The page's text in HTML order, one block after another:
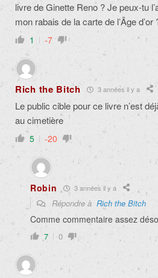
livre de Ginette Reno ? Je peux-tu
mon rabais de la carte de l’Âge d’or
1 -7
Rich the Bitch 3 années il y a
Le public cible pour ce livre n’est
au cimetière
5 -20
Robin 3 années il y a
Répondre à Rich the Bitch
Comme commentaire assez
7 0